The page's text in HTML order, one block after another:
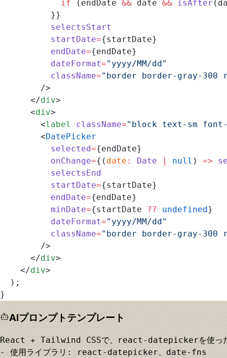
            if
(endDate && date && isAfter
          }}
          selectsStart
          startDate
={startDate}
          endDate
={endDate}
          dateFormat
="yyyy/MM/dd"
          className
="border border-gray-300
        />
      </
div>
      <
div>
        <
label className="block text-sm font-
        <
DatePicker
          selected
={endDate}
          onChange
={( date : Date | null ) =>
          selectsEnd
          startDate
={startDate}
          endDate
={endDate}
          minDate
={startDate ?? undefined}
          dateFormat
="yyyy/MM/dd"
          className
="border border-gray-300
        />
      </
div>
    </
div>
  );
}
AIプロンプトテンプレート
React + Tailwind CSSで、react-datepickerを使った日
- 使用ライブラリ: react-datepicker、date-fns